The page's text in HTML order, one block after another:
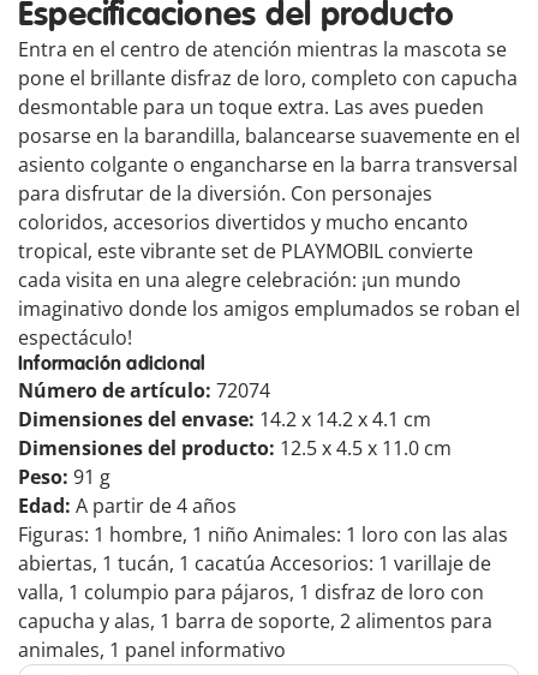
Especificaciones del producto
Entra en el centro de atención mientras la mascota se
pone el brillante disfraz de loro, completo con capucha
desmontable para un toque extra. Las aves pueden
posarse en la barandilla, balancearse suavemente en el
asiento colgante o engancharse en la barra transversal
para disfrutar de la diversión. Con personajes
coloridos, accesorios divertidos y mucho encanto
tropical, este vibrante set de PLAYMOBIL convierte
cada visita en una alegre celebración: ¡un mundo
imaginativo donde los amigos emplumados se roban el
espectáculo!
Información adicional
Número de artículo: 72074
Dimensiones del envase: 14.2 x 14.2 x 4.1 cm
Dimensiones del producto: 12.5 x 4.5 x 11.0 cm
Peso: 91 g
Edad: A partir de 4 años
Figuras: 1 hombre, 1 niño Animales: 1 loro con las alas
abiertas, 1 tucán, 1 cacatúa Accesorios: 1 varillaje de
valla, 1 columpio para pájaros, 1 disfraz de loro con
capucha y alas, 1 barra de soporte, 2 alimentos para
animales, 1 panel informativo